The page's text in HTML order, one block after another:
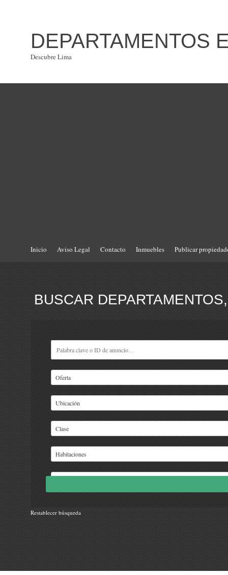
DEPARTAMENTOS
Descubre Lima
Inicio Aviso Legal Contacto Inmuebles Publicar
BUSCAR
Restablecer búsqueda